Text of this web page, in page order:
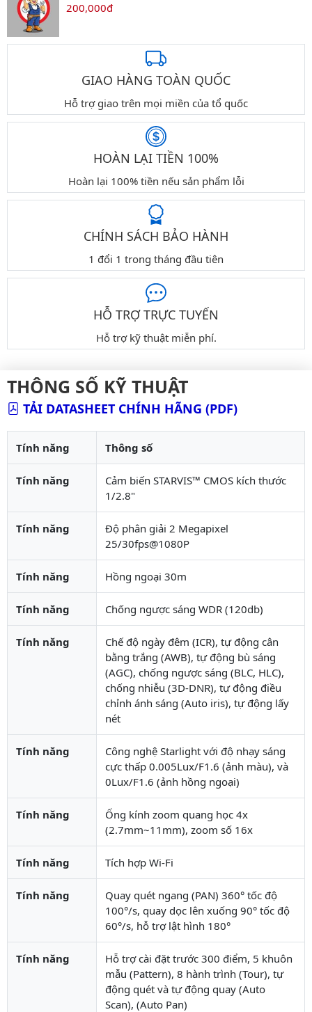
200,000đ
GIAO HÀNG TOÀN QUỐC
Hỗ trợ giao trên mọi miền của tổ quốc
HOÀN LẠI TIỀN 100%
Hoàn lại 100% tiền nếu sản phẩm lỗi
CHÍNH SÁCH BẢO HÀNH
1 đổi 1 trong tháng đầu tiên
HỖ TRỢ TRỰC TUYẾN
Hỗ trợ kỹ thuật miễn phí.
THÔNG SỐ KỸ THUẬT
TẢI DATASHEET CHÍNH HÃNG (PDF)
Tính năng Thông số
Tính năng
Cảm biến STARVIS™ CMOS kích thước
1/2.8"
Tính năng
Độ phân giải 2 Megapixel
25/30fps@1080P
Tính năng Hồng ngoại 30m
Tính năng Chống ngược sáng WDR (120db)
Tính năng
Chế độ ngày đêm (ICR), tự động cân
bằng trắng (AWB), tự động bù sáng
(AGC), chống ngược sáng (BLC, HLC),
chống nhiễu (3D-DNR), tự động điều
chỉnh ánh sáng (Auto iris), tự động lấy
nét
Tính năng
Công nghệ Starlight với độ nhạy sáng
cực thấp 0.005Lux/F1.6 (ảnh màu), và
0Lux/F1.6 (ảnh hồng ngoại)
Tính năng
Ống kính zoom quang học 4x
(2.7mm~11mm), zoom số 16x
Tính năng Tích hợp Wi-Fi
Tính năng
Quay quét ngang (PAN) 360° tốc độ
100°/s, quay dọc lên xuống 90° tốc độ
60°/s, hỗ trợ lật hình 180°
Tính năng
Hỗ trợ cài đặt trước 300 điểm, 5 khuôn
mẫu (Pattern), 8 hành trình (Tour), tự
động quét và tự động quay (Auto
Scan), (Auto Pan)